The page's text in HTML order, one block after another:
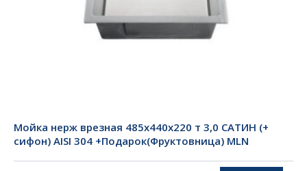
Мойка нерж врезная 485х440х220 т 3,0 САТИН (+
сифон) AISI 304 +Подарок(Фруктовница) MLN